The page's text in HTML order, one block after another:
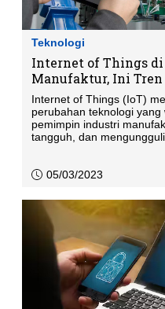
Teknologi
Internet of Things
Manufaktur, Ini
Internet of Things (IoT)
perubahan teknologi
pemimpin industri
tangguh, dan
05/03/2023